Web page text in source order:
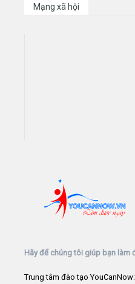
Mạng xã hội
Hãy để chúng tôi giúp bạn làm
Trung tâm đào tạo